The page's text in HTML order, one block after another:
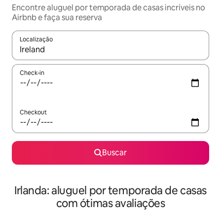
Encontre aluguel por temporada de casas incríveis no
Airbnb e faça sua reserva
Localização
Quando os resultados estiverem disponíveis, explore-os
Check-in
Checkout
Buscar
Irlanda: aluguel por temporada de casas
com ótimas avaliações